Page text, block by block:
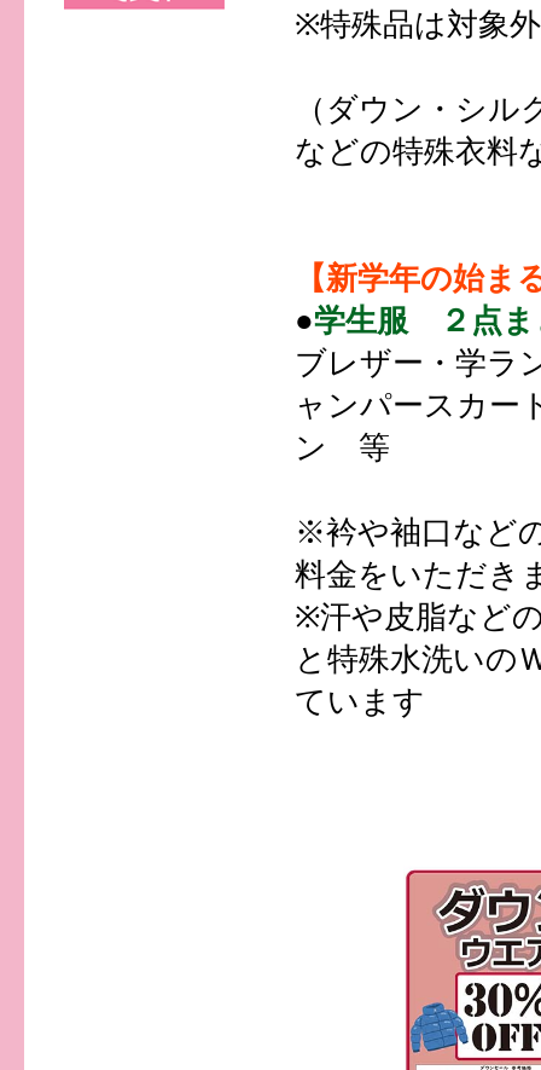
※特殊品は対象
（ダウン・シ
などの特殊衣料
【新学年の始ま
●学生服 ２点ま
ブレザー・学ラ
ャンパースカー
ン 等
※衿や袖口など
料金をいただき
※汗や皮脂など
と特殊水洗いの
ています